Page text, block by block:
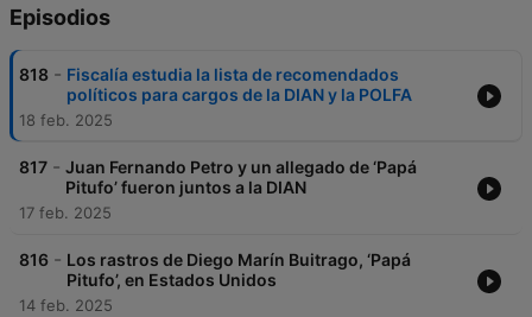
Episodios
818 - Fiscalía estudia la lista de recomendados
políticos para cargos de la DIAN y la POLFA
18 feb. 2025
817 - Juan Fernando Petro y un allegado de ‘Papá
Pitufo’ fueron juntos a la DIAN
17 feb. 2025
816 - Los rastros de Diego Marín Buitrago, ‘Papá
Pitufo’, en Estados Unidos
14 feb. 2025